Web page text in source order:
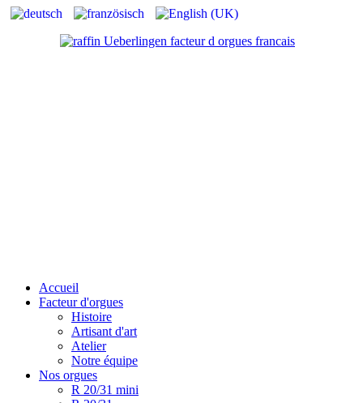
Accueil
Facteur d'orgues
Histoire
Artisant d'art
Atelier
Notre équipe
Nos orgues
R 20/31 mini